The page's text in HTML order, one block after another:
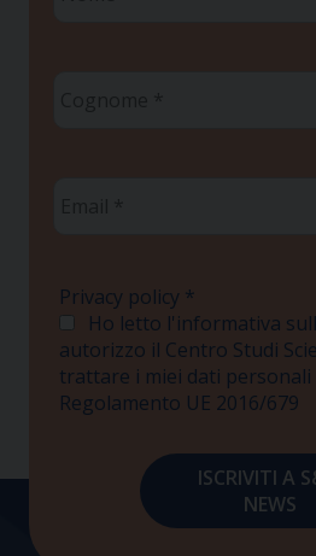
Privacy policy *
Ho letto l'informativa
autorizzo il Centro Studi
trattare i miei dati personali
Regolamento UE 2016/679